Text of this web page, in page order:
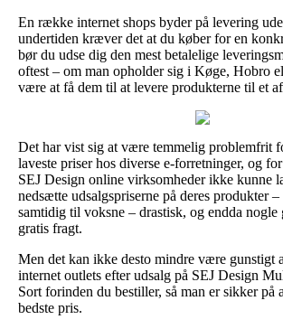
En række internet shops byder på levering
undertiden kræver det at du køber for en
bør du udse dig den mest betalelige
oftest – om man opholder sig i Køge, Hobro
være at få dem til at levere produkterne til et
Det har vist sig at være temmelig problemfrit
laveste priser hos diverse e-forretninger, og
SEJ Design online virksomheder ikke kunne
nedsætte udsalgspriserne på deres produkter
samtidig til voksne – drastisk, og endda nogle
gratis fragt.
Men det kan ikke desto mindre være gunstigt
internet outlets efter udsalg på SEJ Design
Sort forinden du bestiller, så man er sikker på
bedste pris.